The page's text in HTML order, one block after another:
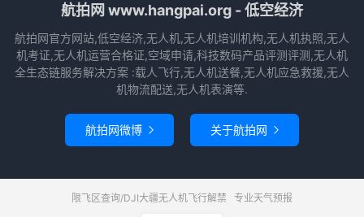
航拍网 www.hangpai.org - 低空经济
航拍网官方网站,低空经济,无人机,无人机培训机构,无人机执照,无人
机考证,无人机运营合格证,空域申请,科技数码产品评测评测,无人机
全生态链服务解决方案 :载人飞行,无人机送餐,无人机应急救援,无人
机物流配送,无人机表演等.
航拍网微博  关于航拍网 
限飞区查询/DJI大疆无人机飞行解禁 专业天气预报